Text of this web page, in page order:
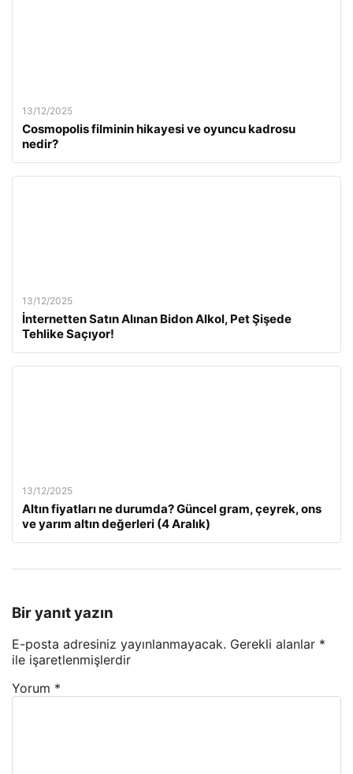
13/12/2025
Cosmopolis filminin hikayesi ve oyuncu kadrosu
nedir?
13/12/2025
İnternetten Satın Alınan Bidon Alkol, Pet Şişede
Tehlike Saçıyor!
13/12/2025
Altın fiyatları ne durumda? Güncel gram, çeyrek, ons
ve yarım altın değerleri (4 Aralık)
Bir yanıt yazın
E-posta adresiniz yayınlanmayacak. Gerekli alanlar *
ile işaretlenmişlerdir
Yorum *